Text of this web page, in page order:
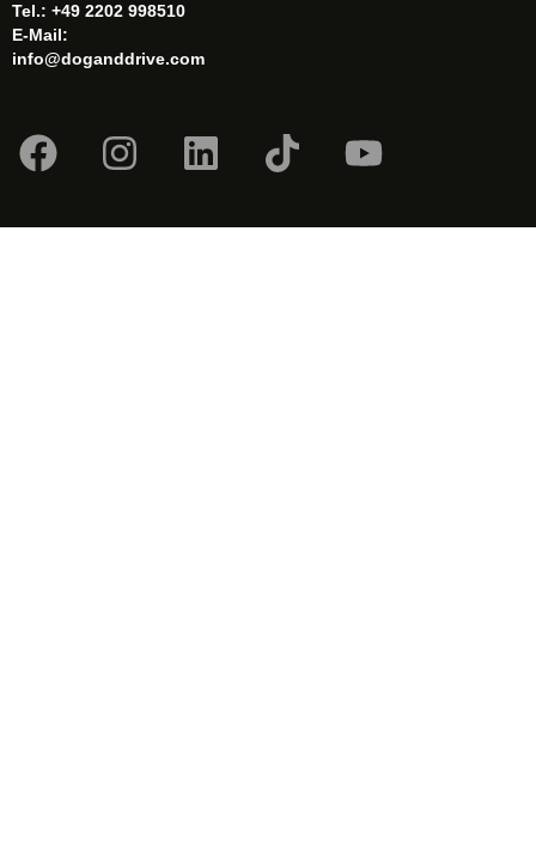
Tel.: +49 2202 998510
E-Mail:
info@doganddrive.com